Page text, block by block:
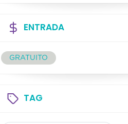
ENTRADA
GRATUITO
TAG